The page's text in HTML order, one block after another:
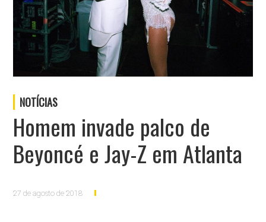
NOTÍCIAS
Homem invade palco de
Beyoncé e Jay-Z em Atlanta
27 de agosto de 2018